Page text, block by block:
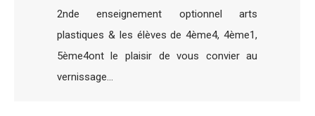
2nde enseignement optionnel arts
plastiques & les élèves de 4ème4, 4ème1,
5ème4ont le plaisir de vous convier au
vernissage…